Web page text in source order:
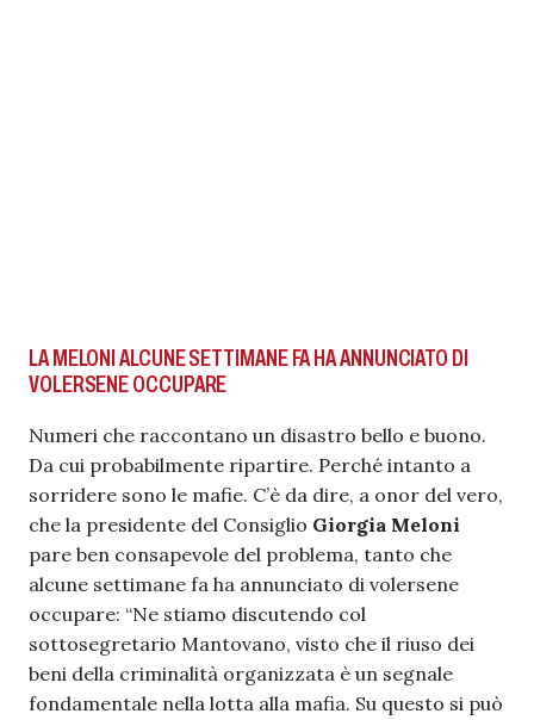
LA MELONI ALCUNE SETTIMANE FA HA ANNUNCIATO DI
VOLERSENE OCCUPARE
Numeri che raccontano un disastro bello e buono.
Da cui probabilmente ripartire. Perché intanto a
sorridere sono le mafie. C’è da dire, a onor del vero,
che la presidente del Consiglio Giorgia Meloni
pare ben consapevole del problema, tanto che
alcune settimane fa ha annunciato di volersene
occupare: “Ne stiamo discutendo col
sottosegretario Mantovano, visto che il riuso dei
beni della criminalità organizzata è un segnale
fondamentale nella lotta alla mafia. Su questo si può